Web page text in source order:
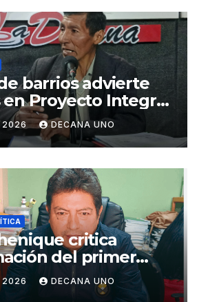
barrios advierte
en Proyecto Integral
Alcantarillado para
2026 DECANA UNO
critica
del primer
ministerial de Keiko
2026 DECANA UNO